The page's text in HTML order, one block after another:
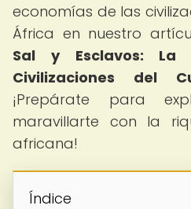
economías de las
África en nuestro
Sal y Esclavos: La
Civilizaciones del
¡Prepárate para
maravillarte con la
africana!
Índice